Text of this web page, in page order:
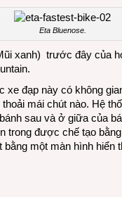
Eta Bluenose.
xanh) trước đây của
xe đạp này có không
mái chút nào. Hệ
sau và ở giữa của
trong được chế tạo
một màn hình